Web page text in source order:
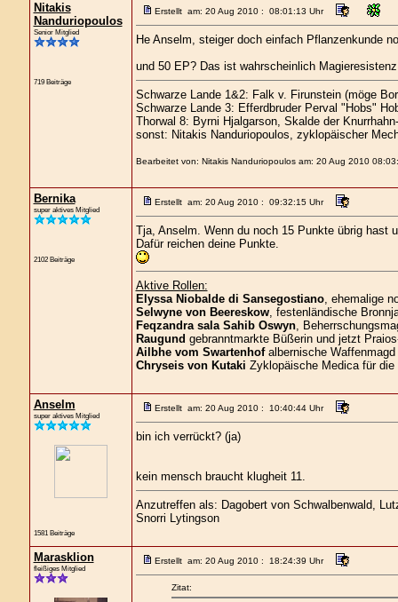
Nitakis
Nanduriopoulos
Senior Mitglied
719 Beiträge
Erstellt am: 20 Aug 2010 : 08:01:13 Uhr
He Anselm, steiger doch einfach Pflanzenkunde
und 50 EP? Das ist wahrscheinlich
Schwarze Lande 1&2: Falk v. Firunstein (möge
Schwarze Lande 3: Efferdbruder Perval "Hobs"
Thorwal 8: Byrni Hjalgarson, Skalde der
sonst: Nitakis Nanduriopoulos, zyklopäischer
Bearbeitet von: Nitakis Nanduriopoulos am: 20 Aug 2010
Bernika
super aktives Mitglied
2102 Beiträge
Erstellt am: 20 Aug 2010 : 09:32:15 Uhr
Tja, Anselm. Wenn du noch 15 Punkte übrig hast
Dafür reichen deine Punkte.
Aktive Rollen:
Elyssa Niobalde di Sansegostiano, ehemalige
Selwyne von Beereskow, festenländische
Feqzandra sala Sahib Oswyn,
Raugund gebranntmarkte Büßerin und jetzt
Ailbhe vom Swartenhofalbernische Waffenmagd
Chryseis von Kutaki Zyklopäische Medica für
Anselm
super aktives Mitglied
1581 Beiträge
Erstellt am: 20 Aug 2010 : 10:40:44 Uhr
bin ich verrückt? (ja)
kein mensch braucht klugheit 11.
Anzutreffen als: Dagobert von Schwalbenwald,
Snorri Lytingson
Marasklion
fleißiges Mitglied
Erstellt am: 20 Aug 2010 : 18:24:39 Uhr
Zitat: